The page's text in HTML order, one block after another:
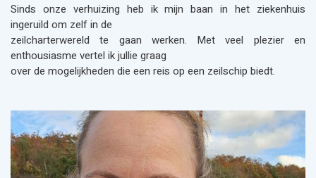
Sinds onze verhuizing heb ik mijn baan in het ziekenhuis
ingeruild om zelf in de
zeilcharterwereld te gaan werken. Met veel plezier en
enthousiasme vertel ik jullie graag
over de mogelijkheden die een reis op een zeilschip biedt.